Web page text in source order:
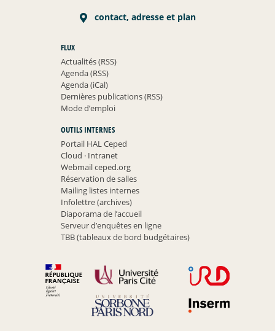
contact, adresse et plan
FLUX
Actualités (RSS)
Agenda (RSS)
Agenda (iCal)
Dernières publications (RSS)
Mode d’emploi
OUTILS INTERNES
Portail HAL Ceped
Cloud ·Intranet
Webmail ceped.org
Réservation de salles
Mailing listes internes
Infolettre (archives)
Diaporama de l’accueil
Serveur d’enquêtes en ligne
TBB (tableaux de bord budgétaires)